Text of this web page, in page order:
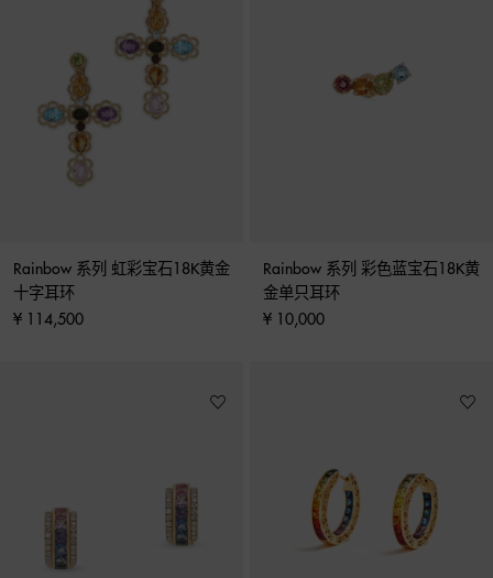
Rainbow 系列 虹彩宝石18K黄金
十字耳环
¥ 114,500
Rainbow 系列 彩色蓝宝石18K黄
金单只耳环
¥ 10,000